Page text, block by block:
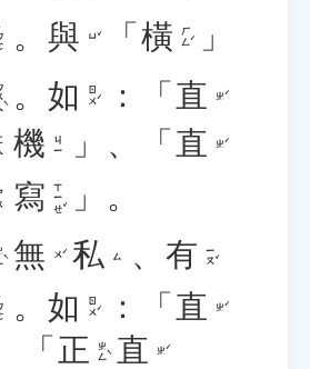
。 與 ㄩˇ 「 橫 ㄏㄥˊ
」
ˋ 。 如 ㄖㄨˊ ：「 直 ㄓˊ
機 ㄐㄧ 」、「 直 ㄓˊ
寫 ㄒㄧㄝˇ
」。
ˋ 無 ㄨˊ 私 ㄙ 、 有 ㄧㄡˇ
。 如 ㄖㄨˊ ：「 直 ㄓˊ
「 正 ㄓㄥˋ 直 ㄓˊ